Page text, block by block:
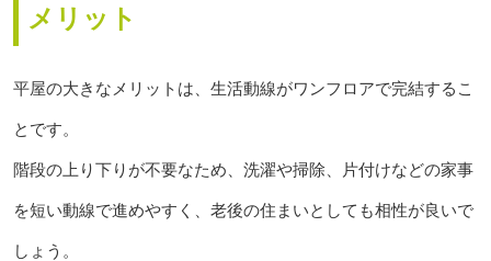
メリット
平屋の大きなメリットは、生活動線がワンフロアで完結するこ
とです。
階段の上り下りが不要なため、洗濯や掃除、片付けなどの家事
を短い動線で進めやすく、老後の住まいとしても相性が良いで
しょう。